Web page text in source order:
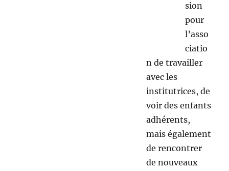
de voir des enfants adhérents, mais également
de rencontrer de nouveaux enfants. L’atelier
s’est fait en plein air, les enfants collaient des
morceaux de carrelage sur l’un des murets de
l’école afin de décorer leur cour.
Nous avons pu rencontrer quelques parents
d’élèves qui étaient venus aider les enfants et